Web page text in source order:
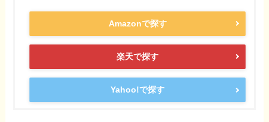
Amazonで探す
楽天で探す
Yahoo!で探す